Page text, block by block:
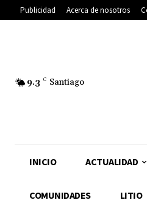
Publicidad Acerca de nosotros
9.3 C Santiago
INICIO ACTUALIDAD
COMUNIDADES LITIO